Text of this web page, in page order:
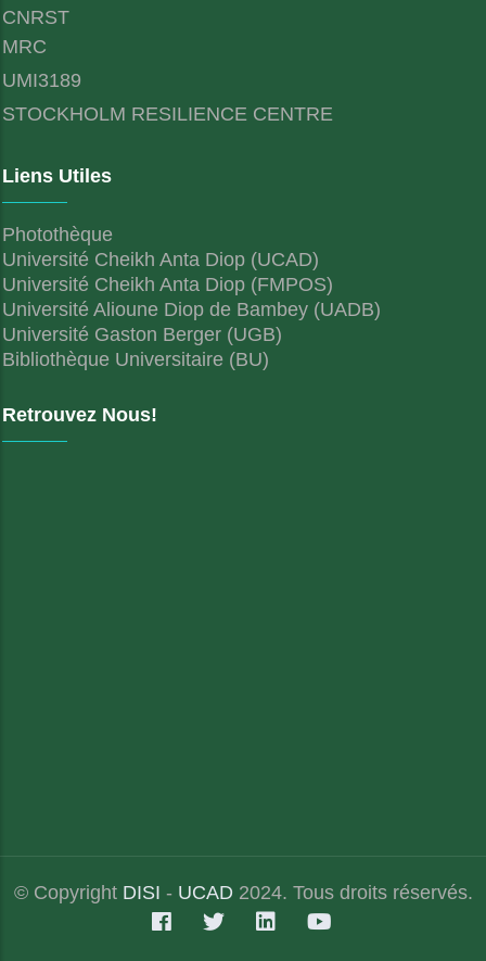
CNRST
MRC
UMI3189
STOCKHOLM RESILIENCE CENTRE
Liens Utiles
Photothèque
Université Cheikh Anta Diop (UCAD)
Université Cheikh Anta Diop (FMPOS)
Université Alioune Diop de Bambey (UADB)
Université Gaston Berger (UGB)
Bibliothèque Universitaire (BU)
Retrouvez Nous!
© Copyright DISI - UCAD 2024. Tous droits réservés.